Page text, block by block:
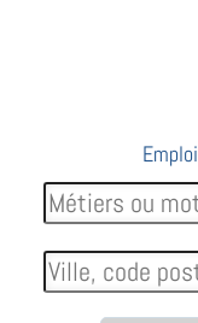
Emploi